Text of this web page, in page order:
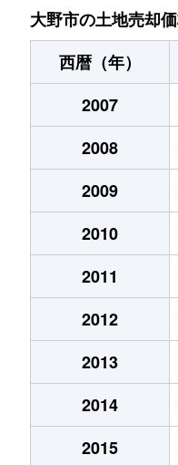
-
30万円
500万円
370万
400万
420万
大野市の土地売却
西暦（年）
2007
2008
2009
2010
2011
2012
2013
2014
2015